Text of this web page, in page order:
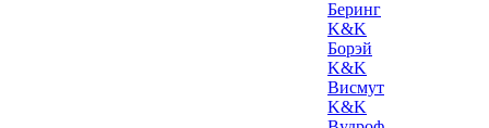
Беринг
K&K
Борэй
K&K
Висмут
K&K